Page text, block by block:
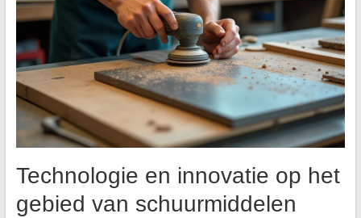
Technologie en innovatie op het
gebied van schuurmiddelen